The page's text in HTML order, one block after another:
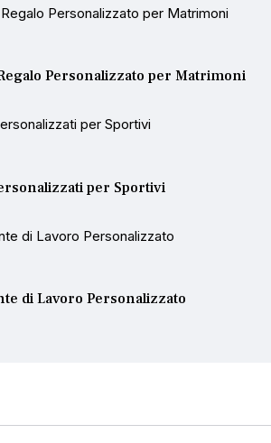
Personalizzato per Matrimoni
per Sportivi
di Lavoro Personalizzato